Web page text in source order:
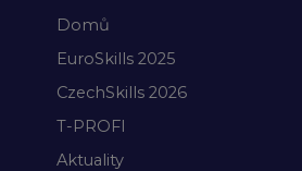
Domů
EuroSkills 2025
CzechSkills 2026
T-PROFI
Aktuality